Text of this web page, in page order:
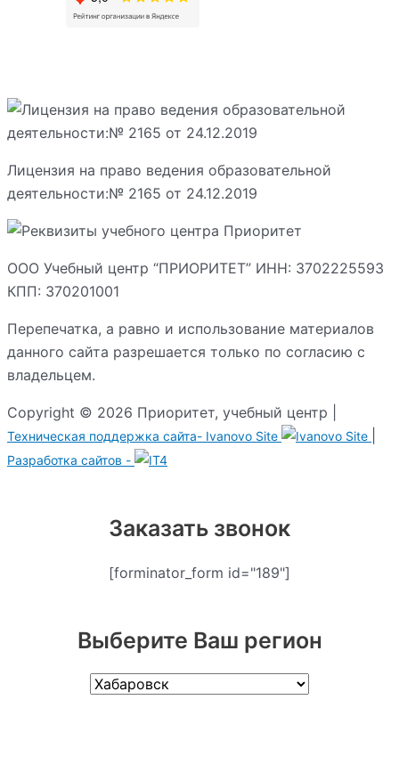
Лицензия на право ведения образовательной
деятельности:№ 2165 от 24.12.2019
ООО Учебный центр “ПРИОРИТЕТ” ИНН: 3702225593
КПП: 370201001
Перепечатка, а равно и использование материалов
данного сайта разрешается только по согласию с
владельцем.
Copyright © 2026 Приоритет, учебный центр |
Техническая поддержка сайта- Ivanovo Site
Разработка сайтов -
Заказать звонок
[forminator_form id="189"]
Выберите Ваш регион